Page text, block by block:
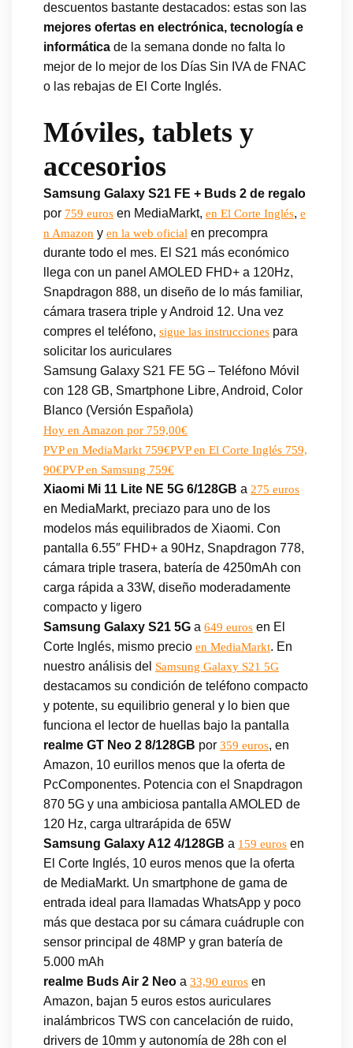
descuentos bastante destacados: estas son las
mejores ofertas en electrónica, tecnología e
informática de la semana donde no falta lo
mejor de lo mejor de los Días Sin IVA de FNAC
o las rebajas de El Corte Inglés.
Móviles, tablets y
accesorios
Samsung Galaxy S21 FE + Buds 2 de regalo
por 759 euros en MediaMarkt, en El Corte Inglés, e
n Amazon y en la web oficial en precompra
durante todo el mes. El S21 más económico
llega con un panel AMOLED FHD+ a 120Hz,
Snapdragon 888, un diseño de lo más familiar,
cámara trasera triple y Android 12. Una vez
compres el teléfono, sigue las instrucciones para
solicitar los auriculares
Samsung Galaxy S21 FE 5G – Teléfono Móvil
con 128 GB, Smartphone Libre, Android, Color
Blanco (Versión Española)
Hoy en Amazon por 759,00€
PVP en MediaMarkt 759€PVP en El Corte Inglés 759,
90€PVP en Samsung 759€
Xiaomi Mi 11 Lite NE 5G 6/128GB a 275 euros
en MediaMarkt, preciazo para uno de los
modelos más equilibrados de Xiaomi. Con
pantalla 6.55″ FHD+ a 90Hz, Snapdragon 778,
cámara triple trasera, batería de 4250mAh con
carga rápida a 33W, diseño moderadamente
compacto y ligero
Samsung Galaxy S21 5G a 649 euros en El
Corte Inglés, mismo precio en MediaMarkt. En
nuestro análisis del Samsung Galaxy S21 5G
destacamos su condición de teléfono compacto
y potente, su equilibrio general y lo bien que
funciona el lector de huellas bajo la pantalla
realme GT Neo 2 8/128GB por 359 euros, en
Amazon, 10 eurillos menos que la oferta de
PcComponentes. Potencia con el Snapdragon
870 5G y una ambiciosa pantalla AMOLED de
120 Hz, carga ultrarápida de 65W
Samsung Galaxy A12 4/128GB a 159 euros en
El Corte Inglés, 10 euros menos que la oferta
de MediaMarkt. Un smartphone de gama de
entrada ideal para llamadas WhatsApp y poco
más que destaca por su cámara cuádruple con
sensor principal de 48MP y gran batería de
5.000 mAh
realme Buds Air 2 Neo a 33,90 euros en
Amazon, bajan 5 euros estos auriculares
inalámbricos TWS con cancelación de ruido,
drivers de 10mm y autonomía de 28h con el